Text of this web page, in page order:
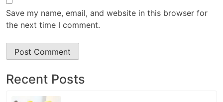
Save my name, email, and website in this browser for
the next time I comment.
Recent Posts